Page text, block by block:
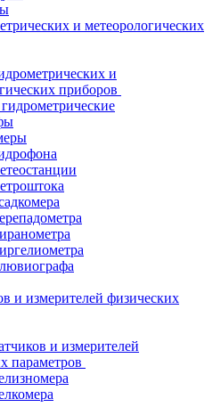
и метеорологических
и
приборов
и измерителей физических
и измерителей
параметров